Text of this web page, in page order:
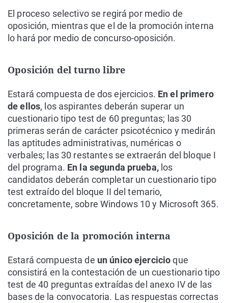
El proceso selectivo se regirá por medio de
oposición, mientras que el de la promoción interna
lo hará por medio de concurso-oposición.
Oposición del turno libre
Estará compuesta de dos ejercicios. En el primero
de ellos, los aspirantes deberán superar un
cuestionario tipo test de 60 preguntas; las 30
primeras serán de carácter psicotécnico y medirán
las aptitudes administrativas, numéricas o
verbales; las 30 restantes se extraerán del bloque I
del programa. En la segunda prueba,los
candidatos deberán completar un cuestionario tipo
test extraído del bloque II del temario,
concretamente, sobre Windows 10 y Microsoft 365.
Oposición de la promoción interna
Estará compuesta de un único ejercicioque
consistirá en la contestación de un cuestionario tipo
test de 40 preguntas extraídas del anexo IV de las
bases de la convocatoria. Las respuestas correctas